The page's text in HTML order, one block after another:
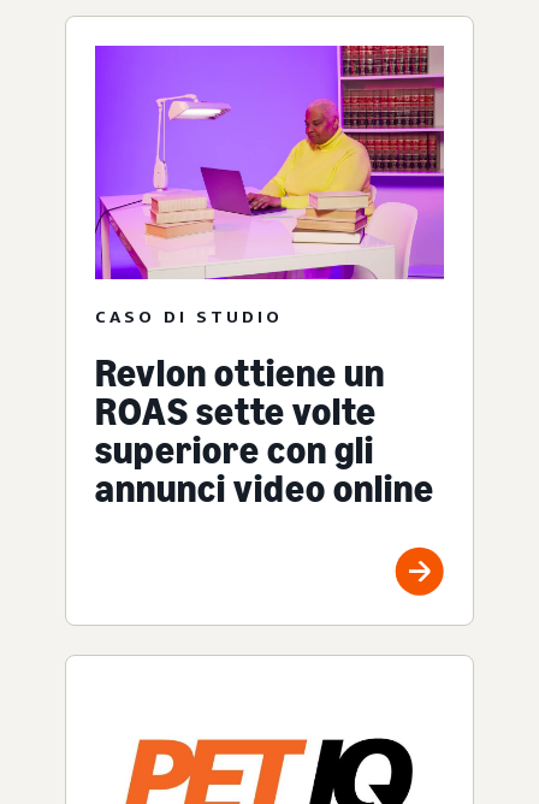
CASO DI STUDIO
Revlon ottiene un
ROAS sette volte
superiore con gli
annunci video online